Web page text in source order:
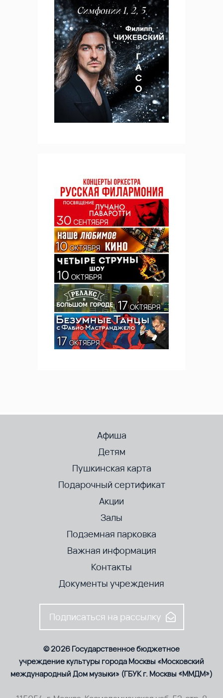
Афиша
Детям
Пушкинская карта
Подарочный сертификат
Акции
Залы
Подземная парковка
Важная информация
Контакты
Документы учреждения
Подписаться на рассылку
© 2026 Государственное бюджетное
учреждение культуры города Москвы «Московский
международный Дом музыки» (ГБУК г. Москвы «ММДМ»)